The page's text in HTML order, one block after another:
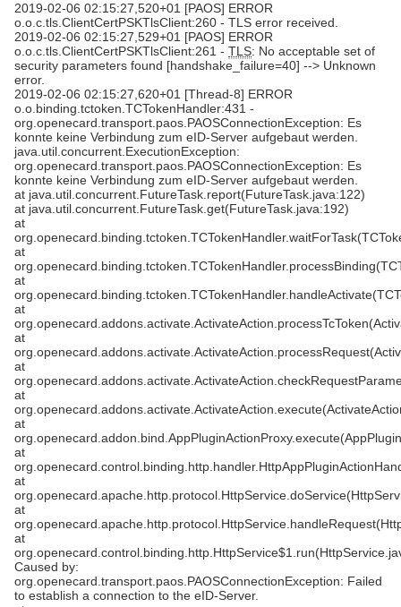
2019-02-06 02:15:27,520+01 [PAOS] ERROR
o.o.c.tls.ClientCertPSKTlsClient:260 - TLS error received.
2019-02-06 02:15:27,529+01 [PAOS] ERROR
o.o.c.tls.ClientCertPSKTlsClient:261 - TLS: No acceptable set of
security parameters found [handshake_failure=40] --> Unknown
error.
2019-02-06 02:15:27,620+01 [Thread-8] ERROR
o.o.binding.tctoken.TCTokenHandler:431 -
org.openecard.transport.paos.PAOSConnectionException: Es
konnte keine Verbindung zum eID-Server aufgebaut werden.
java.util.concurrent.ExecutionException:
org.openecard.transport.paos.PAOSConnectionException: Es
konnte keine Verbindung zum eID-Server aufgebaut werden.
at java.util.concurrent.FutureTask.report(FutureTask.java:122)
at java.util.concurrent.FutureTask.get(FutureTask.java:192)
at
at
at
at
at
at
at
at
at
at
at
at
Caused by:
org.openecard.transport.paos.PAOSConnectionException: Failed
to establish a connection to the eID-Server.